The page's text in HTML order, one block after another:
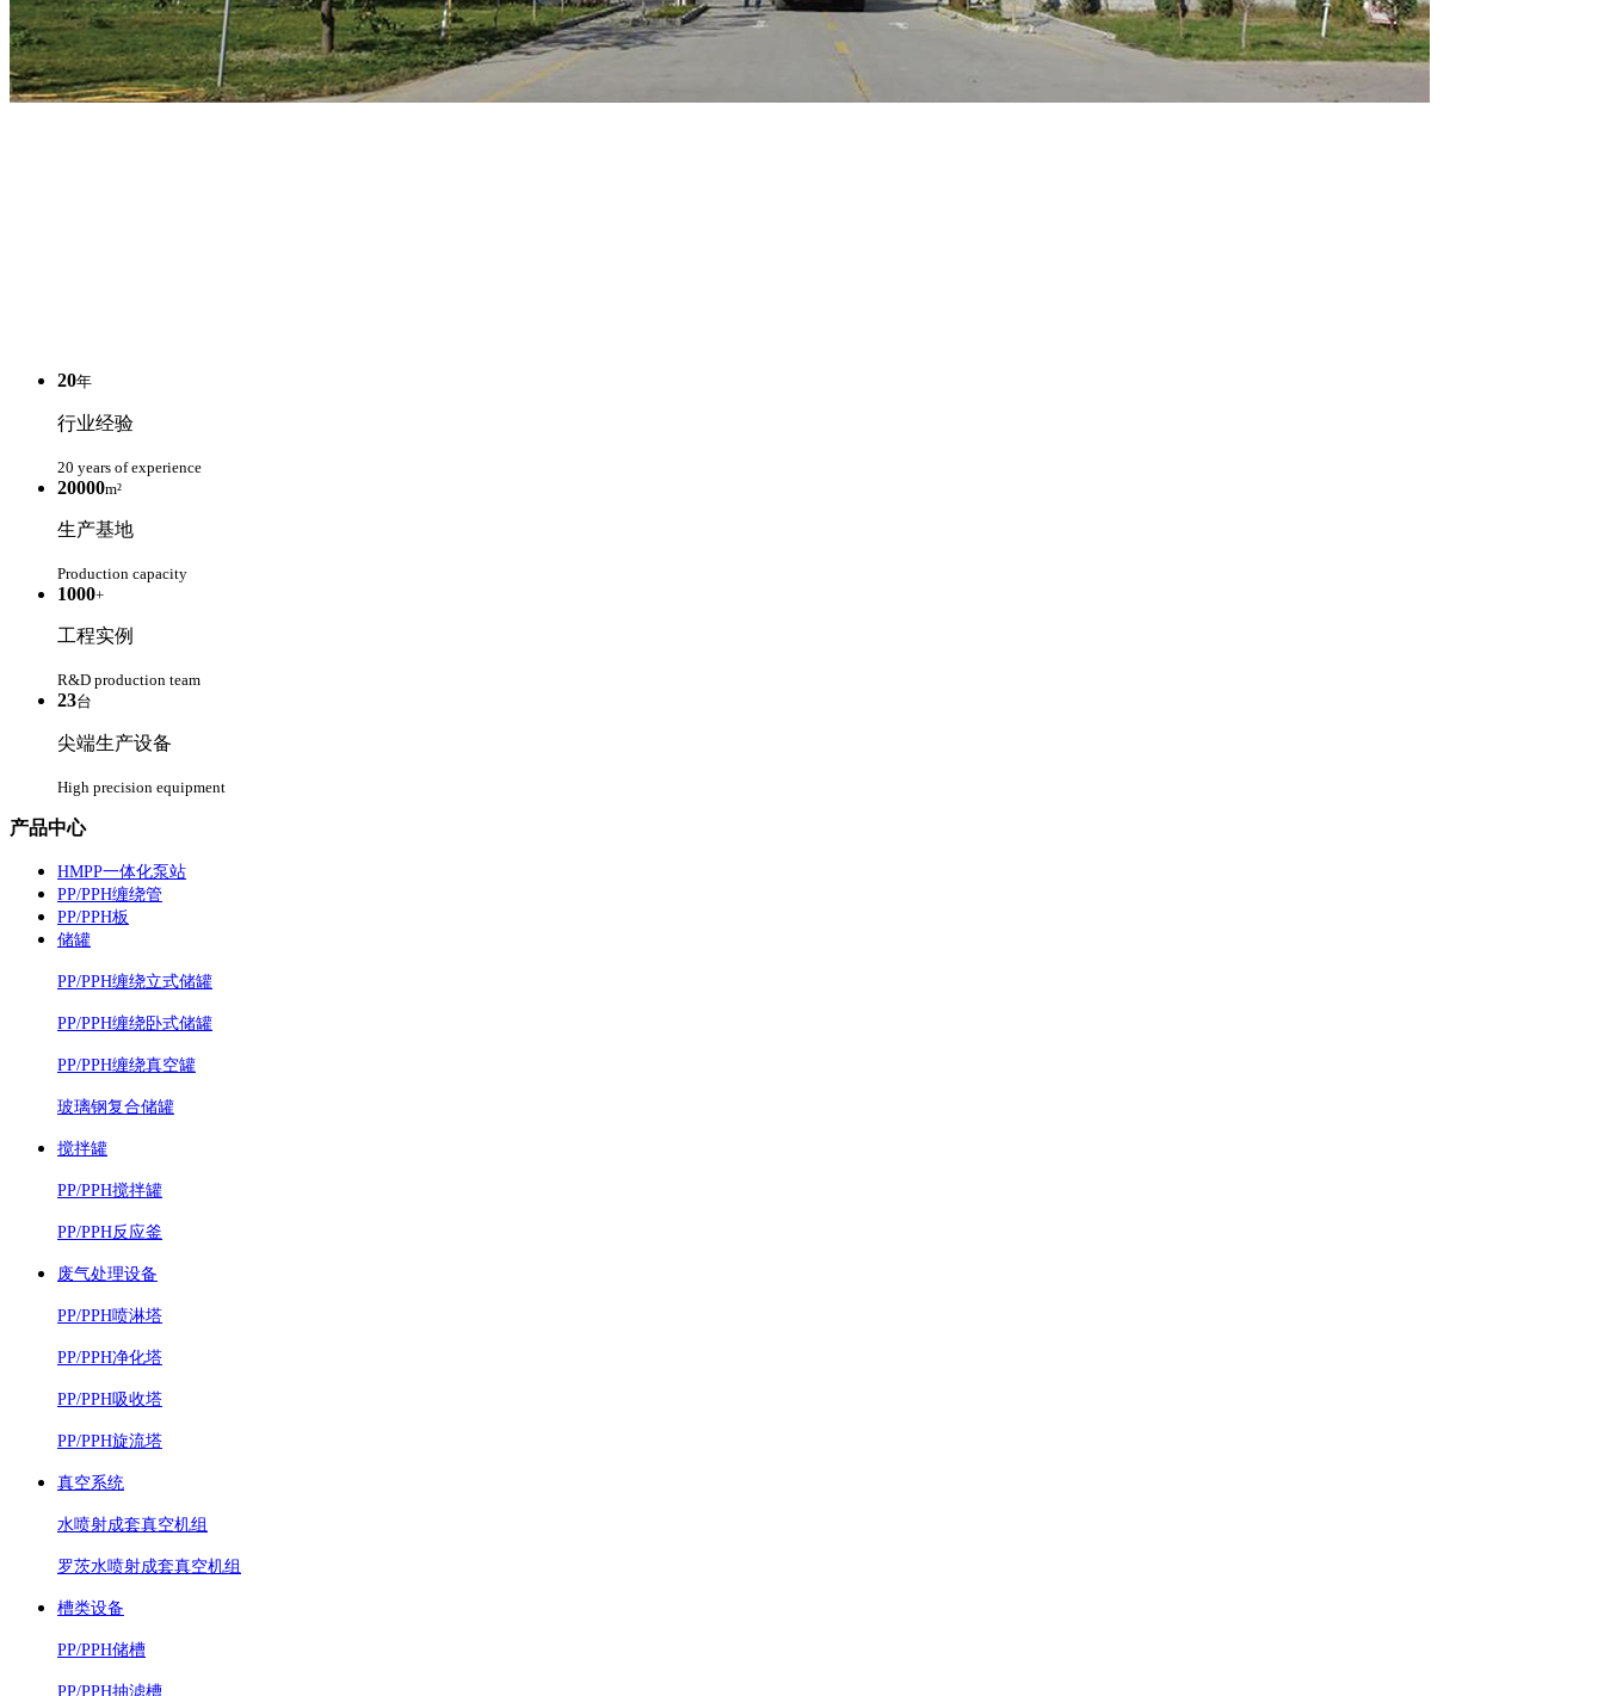
20年
行业经验
20 years of experience
20000m²
生产基地
Production capacity
1000+
工程实例
R&D production team
23台
尖端生产设备
High precision equipment
产品中心
HMPP一体化泵站
PP/PPH缠绕管
PP/PPH板
储罐
PP/PPH缠绕立式储罐
PP/PPH缠绕卧式储罐
PP/PPH缠绕真空罐
玻璃钢复合储罐
搅拌罐
PP/PPH搅拌罐
PP/PPH反应釜
废气处理设备
PP/PPH喷淋塔
PP/PPH净化塔
PP/PPH吸收塔
PP/PPH旋流塔
真空系统
水喷射成套真空机组
罗茨水喷射成套真空机组
槽类设备
PP/PPH储槽
PP/PPH抽滤槽